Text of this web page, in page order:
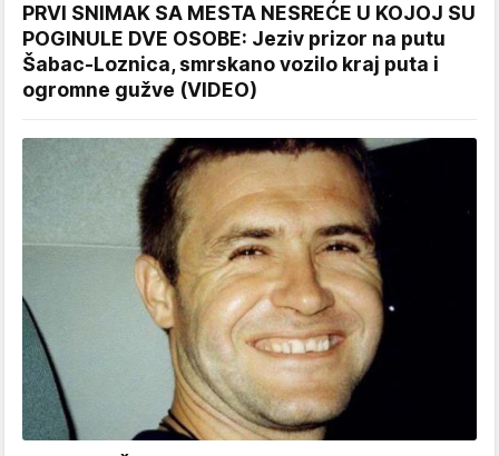
PRVI SNIMAK SA MESTA NESREĆE U KOJOJ SU
POGINULE DVE OSOBE: Jeziv prizor na putu
Šabac-Loznica, smrskano vozilo kraj puta i
ogromne gužve (VIDEO)